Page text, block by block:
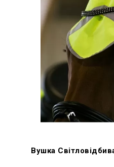
Вушка